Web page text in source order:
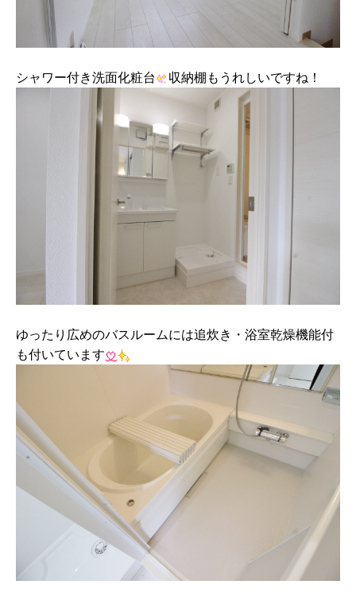
シャワー付き洗面化粧台 収納棚もうれしいですね！
ゆったり広めのバスルームには追炊き・浴室乾燥機能付
も付いています